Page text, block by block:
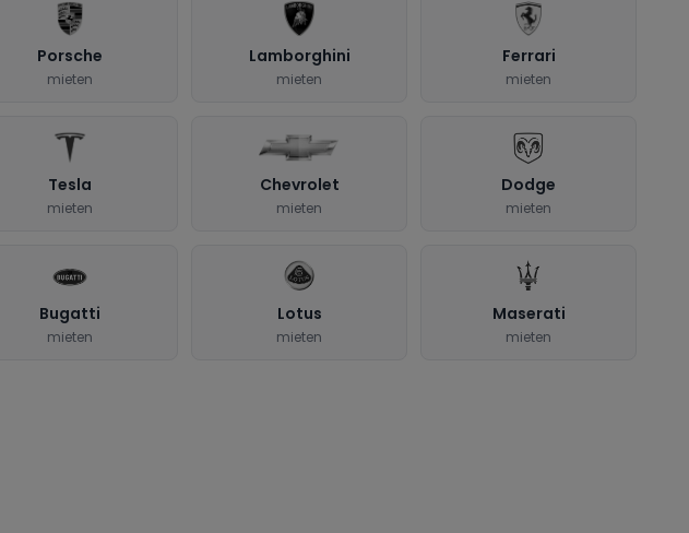
Porsche
mieten
Lamborghini
mieten
Ferrari
mieten
Tesla
mieten
Chevrolet
mieten
Dodge
mieten
Bugatti
mieten
Lotus
mieten
Maserati
mieten